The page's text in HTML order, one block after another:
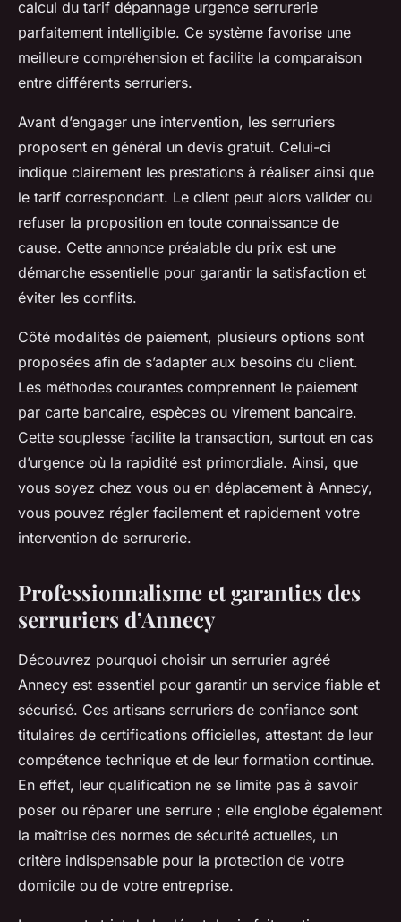
calcul du tarif dépannage urgence serrurerie
parfaitement intelligible. Ce système favorise une
meilleure compréhension et facilite la comparaison
entre différents serruriers.
Avant d’engager une intervention, les serruriers
proposent en général un devis gratuit. Celui-ci
indique clairement les prestations à réaliser ainsi que
le tarif correspondant. Le client peut alors valider ou
refuser la proposition en toute connaissance de
cause. Cette annonce préalable du prix est une
démarche essentielle pour garantir la satisfaction et
éviter les conflits.
Côté modalités de paiement, plusieurs options sont
proposées afin de s’adapter aux besoins du client.
Les méthodes courantes comprennent le paiement
par carte bancaire, espèces ou virement bancaire.
Cette souplesse facilite la transaction, surtout en cas
d’urgence où la rapidité est primordiale. Ainsi, que
vous soyez chez vous ou en déplacement à Annecy,
vous pouvez régler facilement et rapidement votre
intervention de serrurerie.
Professionnalisme et garanties des
serruriers d’Annecy
Découvrez pourquoi choisir un serrurier agréé
Annecy est essentiel pour garantir un service fiable et
sécurisé. Ces artisans serruriers de confiance sont
titulaires de certifications officielles, attestant de leur
compétence technique et de leur formation continue.
En effet, leur qualification ne se limite pas à savoir
poser ou réparer une serrure ; elle englobe également
la maîtrise des normes de sécurité actuelles, un
critère indispensable pour la protection de votre
domicile ou de votre entreprise.